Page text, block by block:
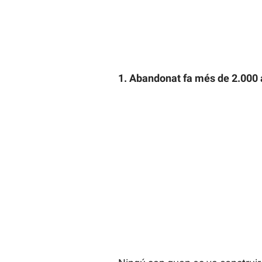
1. Abandonat fa més de 2.000